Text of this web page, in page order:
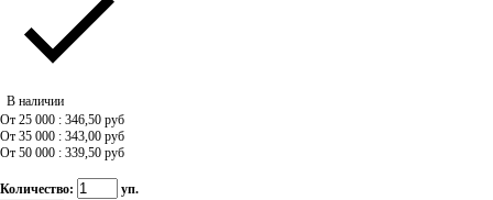
В наличии
От 25 000 : 346,50 руб
От 35 000 : 343,00 руб
От 50 000 : 339,50 руб
Количество: уп.